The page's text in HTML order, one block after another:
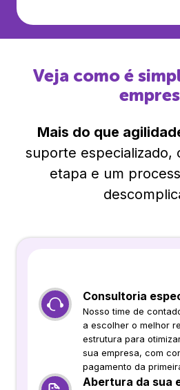
Veja como é
Mais do que
suporte especializado,
etapa e um
Consultoria
Nosso time de
a escolher o melhor
estrutura para
sua empresa, com
pagamento da
Abertura da sua